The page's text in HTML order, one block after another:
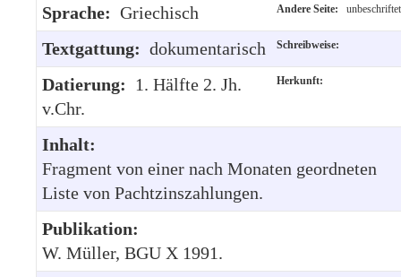
Sprache: Griechisch Andere Seite: unbeschriftet
Textgattung: dokumentarisch Schreibweise:
Datierung: 1. Hälfte 2. Jh.
v.Chr.
Herkunft:
Inhalt:
Fragment von einer nach Monaten geordneten
Liste von Pachtzinszahlungen.
Publikation:
W. Müller, BGU X 1991.